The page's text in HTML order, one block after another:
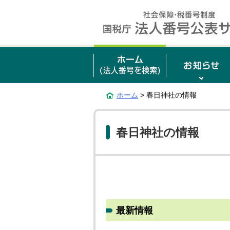
ホーム > 春日神社の情報
春日神社の情報
最新情報